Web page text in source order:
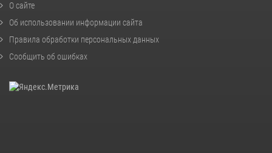
О сайте
Об использовании информации сайта
Правила обработки персональных данных
Сообщить об ошибках